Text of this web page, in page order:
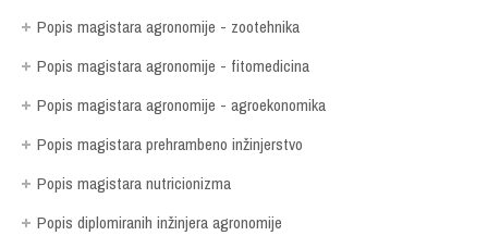
Popis magistara agronomije - zootehnika
Popis magistara agronomije - fitomedicina
Popis magistara agronomije - agroekonomika
Popis magistara prehrambeno inžinjerstvo
Popis magistara nutricionizma
Popis diplomiranih inžinjera agronomije